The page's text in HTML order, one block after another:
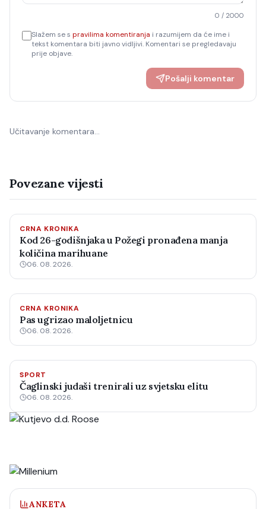
0 / 2000
Slažem se s pravilima komentiranja i razumijem da će ime i
tekst komentara biti javno vidljivi. Komentari se pregledavaju
prije objave.
Pošalji komentar
Učitavanje komentara…
Povezane vijesti
CRNA KRONIKA
Kod 26-godišnjaka u Požegi pronađena manja
količina marihuane
06. 08. 2026.
CRNA KRONIKA
Pas ugrizao maloljetnicu
06. 08. 2026.
SPORT
Čaglinski judaši trenirali uz svjetsku elitu
06. 08. 2026.
ANKETA